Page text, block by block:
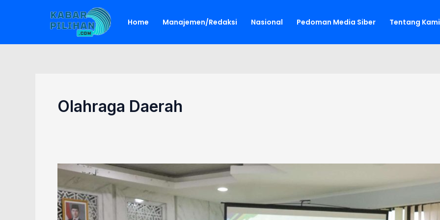
Home Manajemen/Redaksi Nasional Pedoman Media Siber Tentang Kami
Olahraga Daerah
Kalsel
Program
Olahraga
Jabar